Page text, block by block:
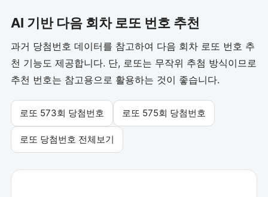
AI 기반 다음 회차 로또 번호 추천
과거 당첨번호 데이터를 참고하여 다음 회차 로또 번호 추
천 기능도 제공합니다. 단, 로또는 무작위 추첨 방식이므로
추천 번호는 참고용으로 활용하는 것이 좋습니다.
로또 573회 당첨번호 로또 575회 당첨번호
로또 당첨번호 전체보기